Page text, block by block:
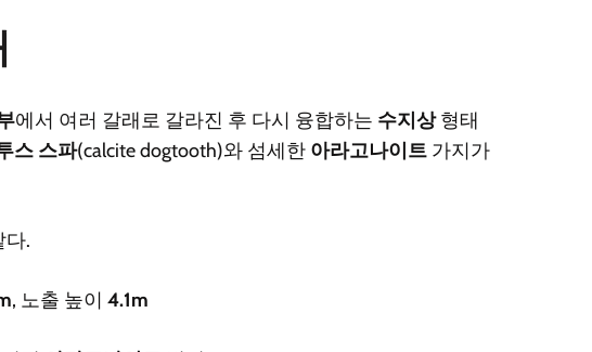
에서 여러 갈래로 갈라진 후 다시 융합하는 수지상형태
스 스파(calcite dogtooth)와 섬세한 아라고나이트 가지가
다.
, 노출 높이 4.1m